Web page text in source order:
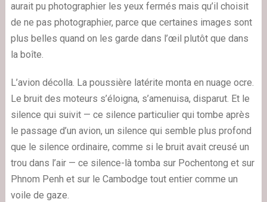
aurait pu photographier les yeux fermés mais qu’il choisit
de ne pas photographier, parce que certaines images sont
plus belles quand on les garde dans l’œil plutôt que dans
la boîte.
L’avion décolla. La poussière latérite monta en nuage ocre.
Le bruit des moteurs s’éloigna, s’amenuisa, disparut. Et le
silence qui suivit — ce silence particulier qui tombe après
le passage d’un avion, un silence qui semble plus profond
que le silence ordinaire, comme si le bruit avait creusé un
trou dans l’air — ce silence-là tomba sur Pochentong et sur
Phnom Penh et sur le Cambodge tout entier comme un
voile de gaze.